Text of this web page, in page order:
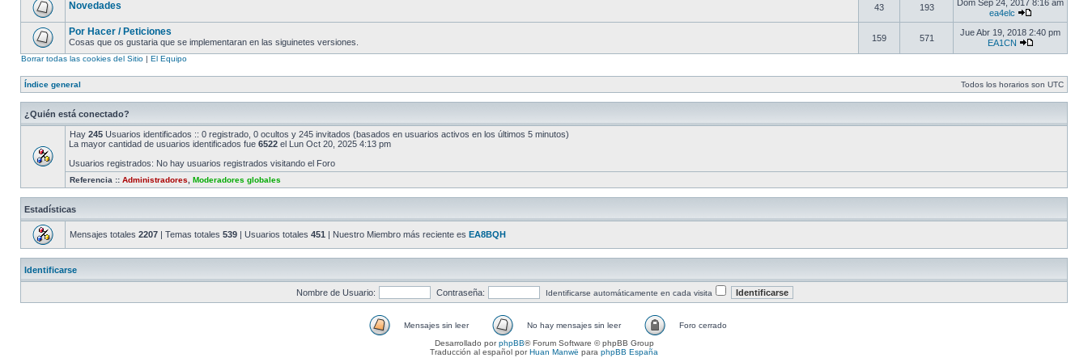
Novedades 43 193
Dom Sep 24, 2017 8:16 am
ea4elc
Por Hacer / Peticiones
Cosas que os gustaria que se implementaran en las siguinetes versiones. 159 571
Jue Abr 19, 2018 2:40 pm
EA1CN
Borrar todas las cookies del Sitio | El Equipo
Índice general Todos los horarios son UTC
¿Quién está conectado?
Hay 245 Usuarios identificados :: 0 registrado, 0 ocultos y 245 invitados (basados en usuarios activos en los últimos 5 minutos)
La mayor cantidad de usuarios identificados fue 6522 el Lun Oct 20, 2025 4:13 pm
Usuarios registrados: No hay usuarios registrados visitando el Foro
Referencia :: Administradores Moderadores globales
Estadísticas
Mensajes totales 2207 | Temas totales 539 | Usuarios totales 451 | Nuestro Miembro más reciente es EA8BQH
Identificarse
Nombre de Usuario: Contraseña: Identificarse automáticamente en cada visita
Mensajes sin leer No hay mensajes sin leer
Foro cerrado
Desarrollado porphpBB® Forum Software © phpBB Group
Traducción al español porHuan Manwë para phpBB España